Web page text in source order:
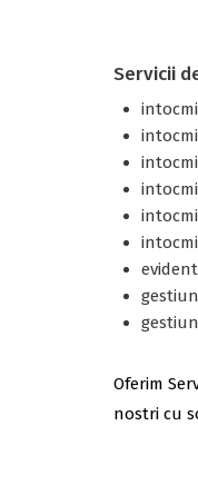
Servicii
Oferim
nostri cu